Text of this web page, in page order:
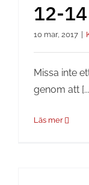
12-
10 mar, 2017
Missa inte
genom att
Läs mer